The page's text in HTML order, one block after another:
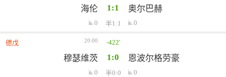
海伦 1:1 奥尔巴赫
0 半1:1 0
德戊 20:00 -422'
穆瑟维茨 1:0 恩波尔格劳豪
0 半0:0 0